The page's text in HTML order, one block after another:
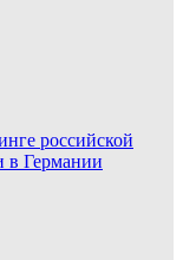
российской
в Германии